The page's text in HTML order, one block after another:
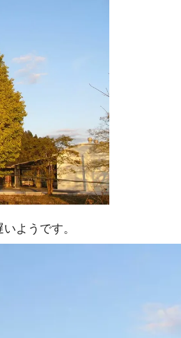
ようです。